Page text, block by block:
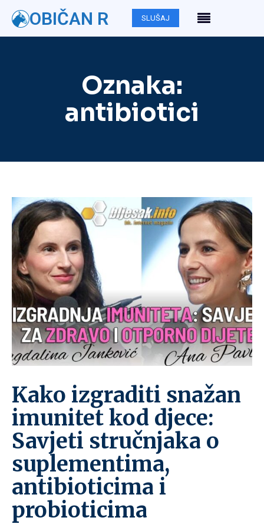
OBIČAN R SLUŠAJ
Oznaka:
antibiotici
Kako izgraditi snažan
imunitet kod djece:
Savjeti stručnjaka o
suplementima,
antibioticima i
probioticima